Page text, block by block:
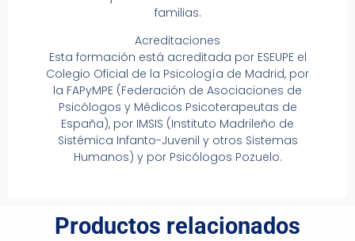
familias.
Acreditaciones
Esta formación está acreditada por ESEUPE el
Colegio Oficial de la Psicología de Madrid, por
la FAPyMPE (Federación de Asociaciones de
Psicólogos y Médicos Psicoterapeutas de
España), por IMSIS (Instituto Madrileño de
Sistémica Infanto-Juvenil y otros Sistemas
Humanos) y por Psicólogos Pozuelo.
Productos relacionados